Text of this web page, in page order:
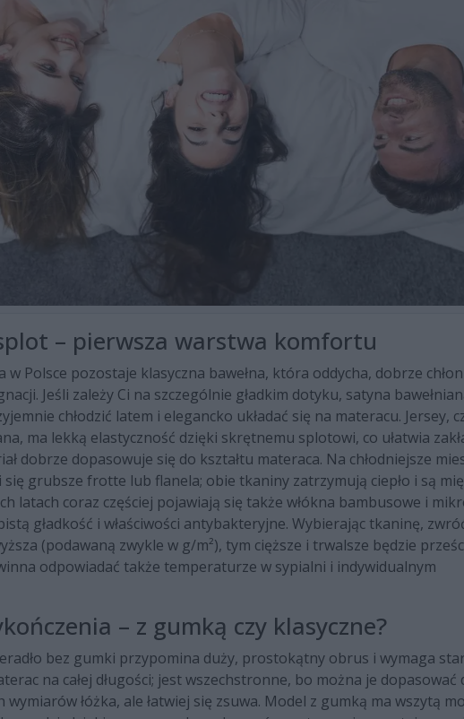
– pierwsza warstwa komfortu
Polsce pozostaje klasyczna bawełna, która oddycha, dobrze
Jeśli zależy Ci na szczególnie gładkim dotyku, satyna
chłodzić latem i elegancko układać się na materacu. Jersey,
ma lekką elastyczność dzięki skrętnemu splotowi, co ułatwia
dobrze dopasowuje się do kształtu materaca. Na chłodniejsze
grubsze frotte lub flanela; obie tkaniny zatrzymują ciepło i są
latach coraz częściej pojawiają się także włókna bambusowe i
gładkość i właściwości antybakteryjne. Wybierając tkaninę,
(podawaną zwykle w g/m²), tym cięższe i trwalsze będzie
odpowiadać także temperaturze w sypialni i indywidualnym
– z gumką czy klasyczne?
bez gumki przypomina duży, prostokątny obrus i wymaga
na całej długości; jest wszechstronne, bo można je dopasować
wymiarów łóżka, ale łatwiej się zsuwa. Model z gumką ma wszytą